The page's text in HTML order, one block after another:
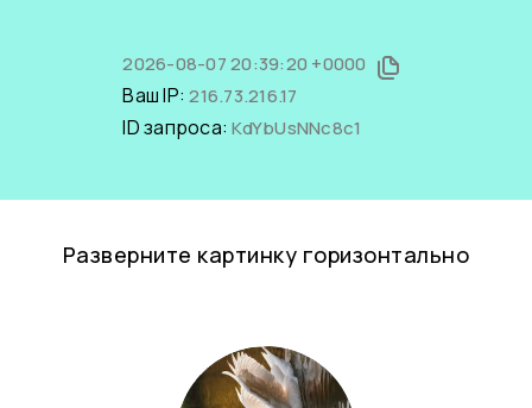
2026-08-07 20:39:20 +0000
Ваш IP:216.73.216.17
ID запроса:KdYbUsNNc8c1
Разверните картинку горизонтально